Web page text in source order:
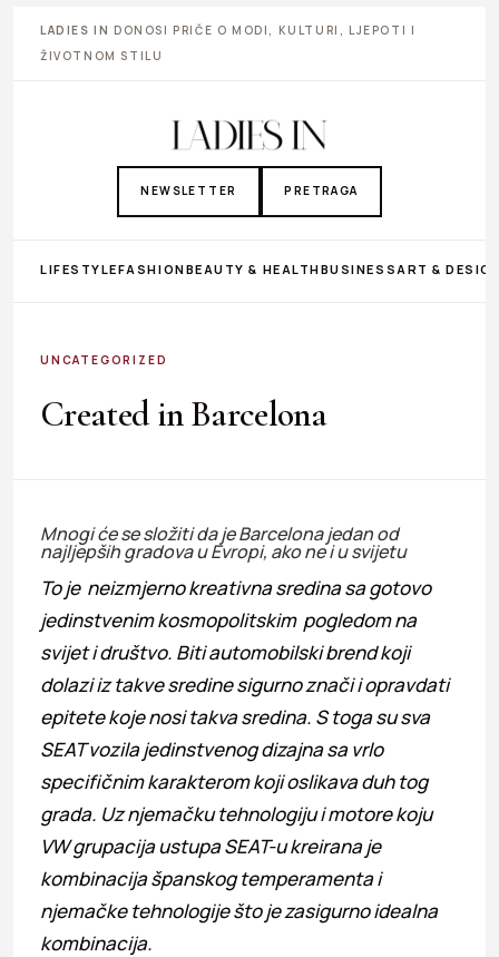
LADIES IN DONOSI PRIČE O MODI, KULTURI, LJEPOTI I
ŽIVOTNOM STILU
NEWSLETTER PRETRAGA
LIFESTYLEFASHIONBEAUTY & HEALTHBUSINESS ART &
UNCATEGORIZED
Created in Barcelona
Mnogi će se složiti da je Barcelona jedan od
najljepših gradova u Evropi, ako ne i u svijetu
To je neizmjerno kreativna sredina sa gotovo
jedinstvenim kosmopolitskim pogledom na
svijet i društvo. Biti automobilski brend koji
dolazi iz takve sredine sigurno znači i opravdati
epitete koje nosi takva sredina. S toga su sva
SEAT vozila jedinstvenog dizajna sa vrlo
specifičnim karakterom koji oslikava duh tog
grada. Uz njemačku tehnologiju i motore koju
VW grupacija ustupa SEAT-u kreirana je
kombinacija španskog temperamenta i
njemačke tehnologije što je zasigurno idealna
kombinacija.